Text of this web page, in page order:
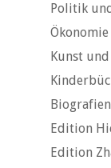
Politik
Kunst
Biografien
Edition
Edition